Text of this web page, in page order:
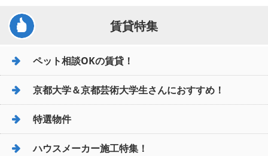
賃貸特集
ペット相談OKの賃貸！
京都大学＆京都芸術大学生さんにおすすめ！
特選物件
ハウスメーカー施工特集！